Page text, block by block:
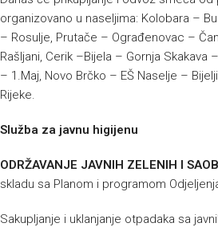
organizovano u naseljima: Kolobara –
– Rosulje, Prutače – Ograđenovac –
Rašljani, Cerik –Bijela – Gornja Skakava
– 1.Maj, Novo Brčko – EŠ Naselje –
Rijeke.
Služba za javnu higijenu
ODRŽAVANJE JAVNIH ZELENIH I
skladu sa Planom i programom
Sakupljanje i uklanjanje otpadaka sa